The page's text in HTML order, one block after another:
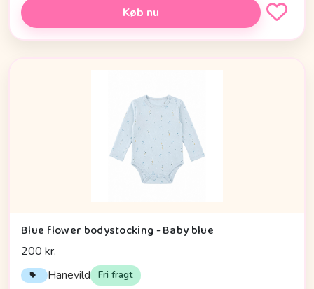
Køb nu
Blue flower bodystocking - Baby blue
200 kr.
Hanevild Fri fragt